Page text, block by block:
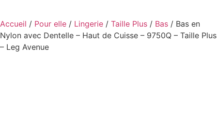
Accueil / Pour elle / Lingerie / Taille Plus / Bas / Bas en
Nylon avec Dentelle – Haut de Cuisse – 9750Q – Taille Plus
– Leg Avenue